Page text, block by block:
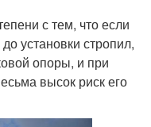
с тем, что если
установки стропил,
опоры, и при
высок риск его